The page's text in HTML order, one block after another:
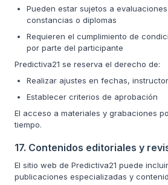
Pueden estar sujetos a
constancias o diplomas
Requieren el cumplimiento de
por parte del participante
Predictiva21 se reserva el derecho de:
Realizar ajustes en fechas,
Establecer criterios de aprobación
El acceso a materiales y grabaciones
tiempo.
17. Contenidos editoriales y
El sitio web de Predictiva21 puede
publicaciones especializadas y